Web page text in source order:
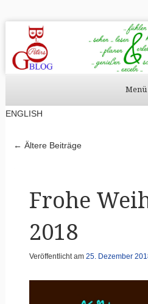
PETERsBLOG auf DEUTSCH
Menü
Zum Inhalt springen
ENGLISH
← Ältere Beiträge
Frohe
2018
Veröffentlicht am 25. Dezember